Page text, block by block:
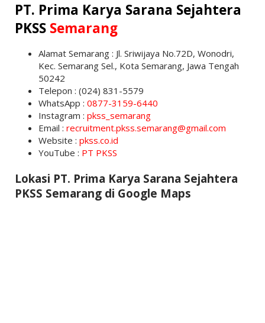
PT. Prima Karya Sarana Sejahtera
PKSS Semarang
Alamat Semarang : Jl. Sriwijaya No.72D, Wonodri,
Kec. Semarang Sel., Kota Semarang, Jawa Tengah
50242
Telepon : (024) 831-5579
WhatsApp : 0877-3159-6440
Instagram : pkss_semarang
Email : recruitment.pkss.semarang@gmail.com
Website : pkss.co.id
YouTube : PT PKSS
Lokasi PT. Prima Karya Sarana Sejahtera
PKSS Semarang di Google Maps